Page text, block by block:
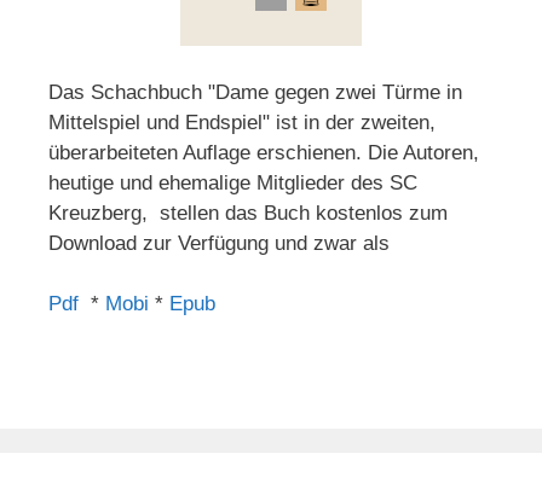
Das Schachbuch "Dame gegen zwei Türme in
Mittelspiel und Endspiel" ist in der zweiten,
überarbeiteten Auflage erschienen. Die Autoren,
heutige und ehemalige Mitglieder des SC
Kreuzberg, stellen das Buch kostenlos zum
Download zur Verfügung und zwar als
Pdf * Mobi * Epub